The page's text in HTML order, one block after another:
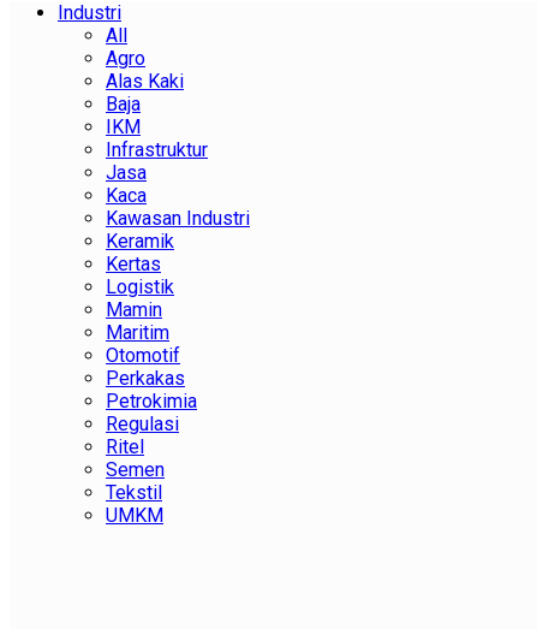
Industri
All
Agro
Alas Kaki
Baja
IKM
Infrastruktur
Jasa
Kaca
Kawasan Industri
Keramik
Kertas
Logistik
Mamin
Maritim
Otomotif
Perkakas
Petrokimia
Regulasi
Ritel
Semen
Tekstil
UMKM